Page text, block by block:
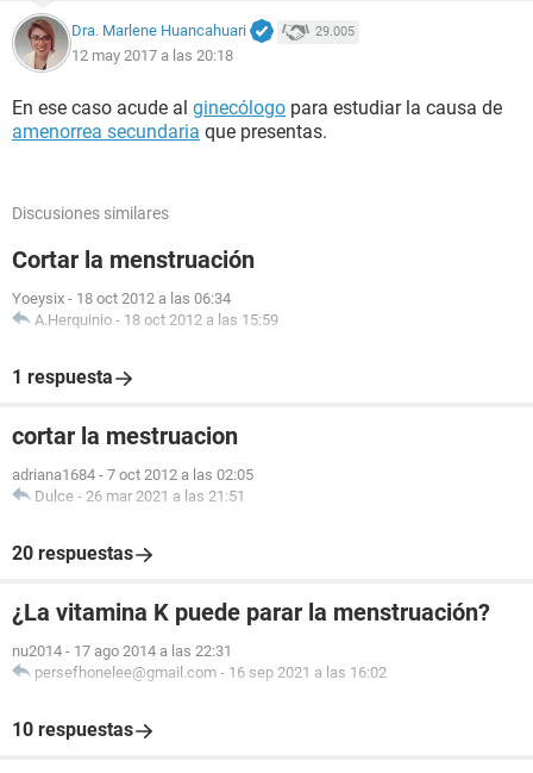
Dra. Marlene Huancahuari 29.005
12 may 2017 a las 20:18
En ese caso acude al ginecólogo para estudiar la causa de
amenorrea secundaria que presentas.
Discusiones similares
Cortar la menstruación
Yoeysix - 18 oct 2012 a las 06:34
A.Herquinio - 18 oct 2012 a las 15:59
1 respuesta
cortar la mestruacion
adriana1684 - 7 oct 2012 a las 02:05
Dulce - 26 mar 2021 a las 21:51
20 respuestas
¿La vitamina K puede parar la menstruación?
nu2014 - 17 ago 2014 a las 22:31
persefhonelee@gmail.com - 16 sep 2021 a las 16:02
10 respuestas